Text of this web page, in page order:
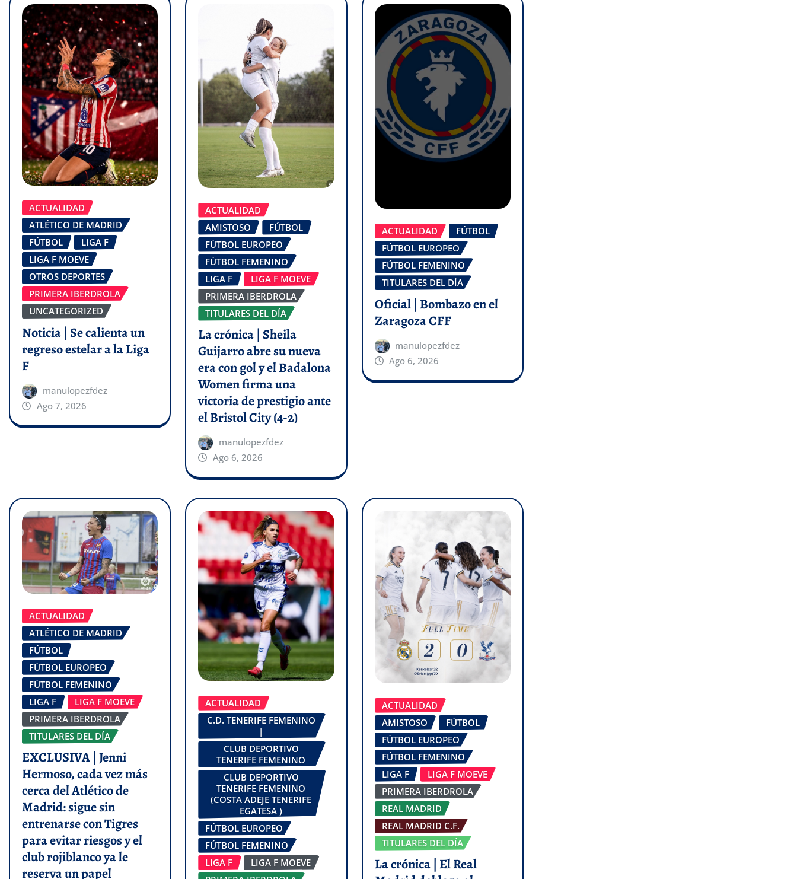
ACTUALIDAD
ATLÉTICO DE MADRID
FÚTBOL
LIGA F
LIGA F MOEVE
OTROS DEPORTES
PRIMERA IBERDROLA
UNCATEGORIZED
Noticia | Se calienta un
regreso estelar a la Liga
F
manulopezfdez
Ago 7, 2026
ACTUALIDAD
AMISTOSO
FÚTBOL
FÚTBOL EUROPEO
FÚTBOL FEMENINO
LIGA F
LIGA F MOEVE
PRIMERA IBERDROLA
TITULARES DEL DÍA
La crónica | Sheila
Guijarro abre su nueva
era con gol y el Badalona
Women firma una
victoria de prestigio ante
el Bristol City (4-2)
manulopezfdez
Ago 6, 2026
ACTUALIDAD
FÚTBOL
FÚTBOL EUROPEO
FÚTBOL FEMENINO
TITULARES DEL DÍA
Oficial | Bombazo en el
Zaragoza CFF
manulopezfdez
Ago 6, 2026
ACTUALIDAD
ATLÉTICO DE MADRID
FÚTBOL
FÚTBOL EUROPEO
FÚTBOL FEMENINO
LIGA F
LIGA F MOEVE
PRIMERA IBERDROLA
TITULARES DEL DÍA
EXCLUSIVA | Jenni
Hermoso, cada vez más
cerca del Atlético de
Madrid: sigue sin
entrenarse con Tigres
para evitar riesgos y el
club rojiblanco ya le
reserva un papel
ACTUALIDAD
C.D. TENERIFE FEMENINO
|
CLUB DEPORTIVO
TENERIFE FEMENINO
CLUB DEPORTIVO
TENERIFE FEMENINO
(COSTA ADEJE TENERIFE
EGATESA )
FÚTBOL EUROPEO
FÚTBOL FEMENINO
LIGA F
LIGA F MOEVE
ACTUALIDAD
AMISTOSO
FÚTBOL
FÚTBOL EUROPEO
FÚTBOL FEMENINO
LIGA F
LIGA F MOEVE
PRIMERA IBERDROLA
REAL MADRID
REAL MADRID C.F.
TITULARES DEL DÍA
La crónica | El Real